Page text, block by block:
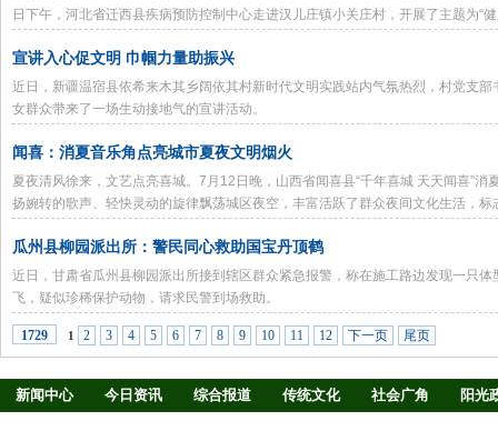
日下午，河北省迁西县疾病预防控制中心走进汉儿庄镇小关庄村，开展了主题为“健
宣讲入心促文明 巾帼力量助振兴
近日，新疆温宿县依希来木其乡阔依其村新时代文明实践站内气氛热烈，村党支部
女群众带来了一场生动接地气的宣讲活动。
闻喜：消夏音乐角点亮城市夏夜文明烟火
夏夜清风徐来，文艺点亮喜城。7月12日晚，山西省闻喜县“千年喜城 天天闻喜”消
扬婉转的歌声、轻快灵动的旋律飘荡城区夜空，丰富活跃了群众夜间文化生活，
瓜州县柳园派出所：警民同心救助国宝丹顶鹤
近日，甘肃省瓜州县柳园派出所接到辖区群众紧急报警，称在施工路边发现一只
飞，疑似珍稀保护动物，请求民警到场救助。
1729 1 2 3 4 5 6 7 8 9 10 11 12 下一页 尾页
新闻中心 今日资讯 综合报道 传统文化 社会广角
阳光